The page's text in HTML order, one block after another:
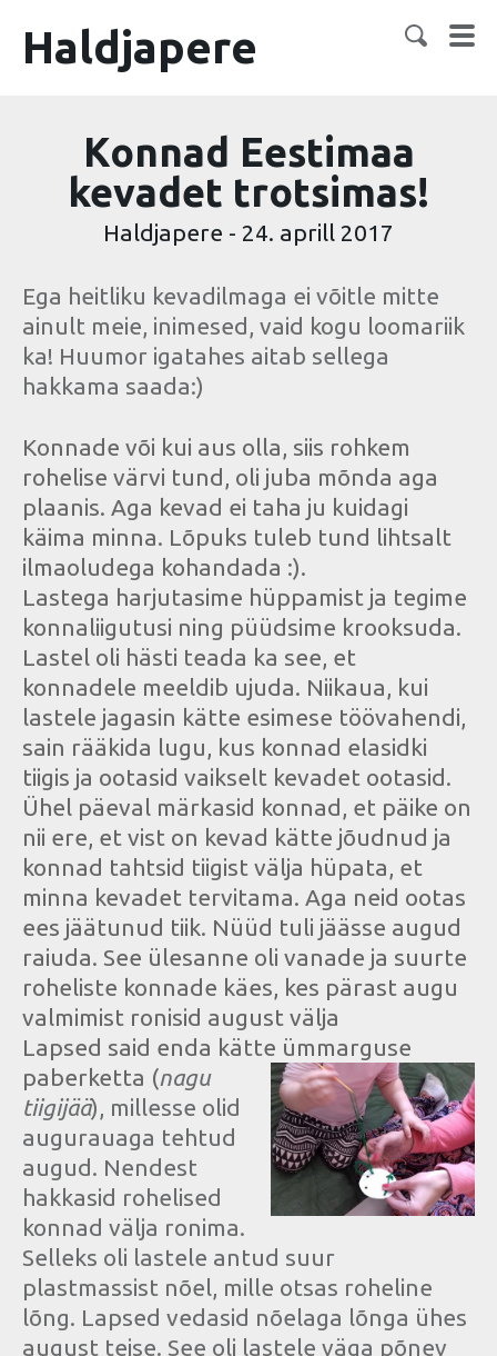
Haldjapere
Konnad Eestimaa
kevadet trotsimas!
Haldjapere - 24. aprill 2017
Ega heitliku kevadilmaga ei võitle mitte
ainult meie, inimesed, vaid kogu loomariik
ka! Huumor igatahes aitab sellega
hakkama saada:)
Konnade või kui aus olla, siis rohkem
rohelise värvi tund, oli juba mõnda aga
plaanis. Aga kevad ei taha ju kuidagi
käima minna. Lõpuks tuleb tund lihtsalt
ilmaoludega kohandada :).
Lastega harjutasime hüppamist ja tegime
konnaliigutusi ning püüdsime krooksuda.
Lastel oli hästi teada ka see, et
konnadele meeldib ujuda. Niikaua, kui
lastele jagasin kätte esimese töövahendi,
sain rääkida lugu, kus konnad elasidki
tiigis ja ootasid vaikselt kevadet ootasid.
Ühel päeval märkasid konnad, et päike on
nii ere, et vist on kevad kätte jõudnud ja
konnad tahtsid tiigist välja hüpata, et
minna kevadet tervitama. Aga neid ootas
ees jäätunud tiik. Nüüd tuli jäässe augud
raiuda. See ülesanne oli vanade ja suurte
roheliste konnade käes, kes pärast augu
valmimist ronisid august välja
Lapsed said enda kätte ümmarguse
paberketta (nagu
tiigijää), millesse olid
augurauaga tehtud
augud. Nendest
hakkasid rohelised
konnad välja ronima.
Selleks oli lastele antud suur
plastmassist nõel, mille otsas roheline
lõng. Lapsed vedasid nõelaga lõnga ühes
august teise. See oli lastele väga põnev